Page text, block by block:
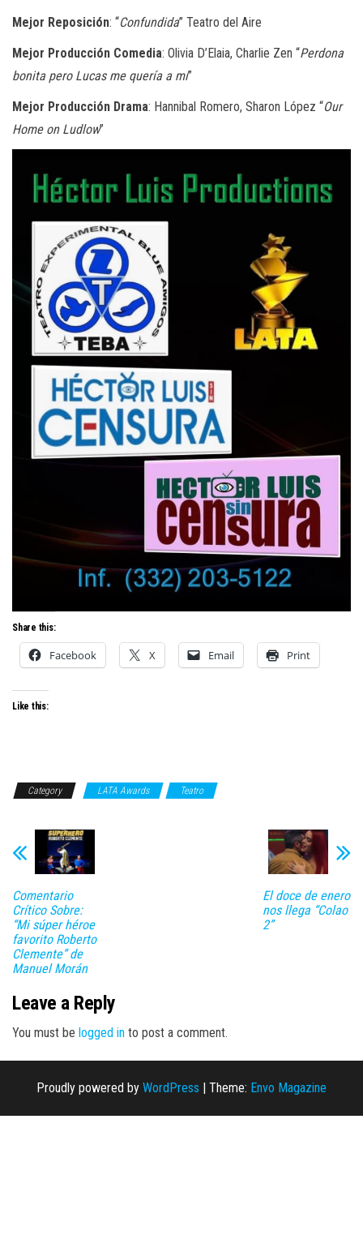
Mejor Reposición: “Confundida” Teatro del Aire
Mejor Producción Comedia: Olivia D’Elaia, Charlie Zen “Perdona
bonita pero Lucas me quería a mí”
Mejor Producción Drama: Hannibal Romero, Sharon López “Our
Home on Ludlow”
Share this:
Facebook X Email Print
Like this:
Category LATA Awards Teatro
Comentario
Crítico Sobre:
“Mi súper héroe
favorito Roberto
Clemente” de
Manuel Morán
El doce de enero
nos llega “Colao
2”
Leave a Reply
You must be logged in to post a comment.
Proudly powered by WordPress Theme: Envo Magazine